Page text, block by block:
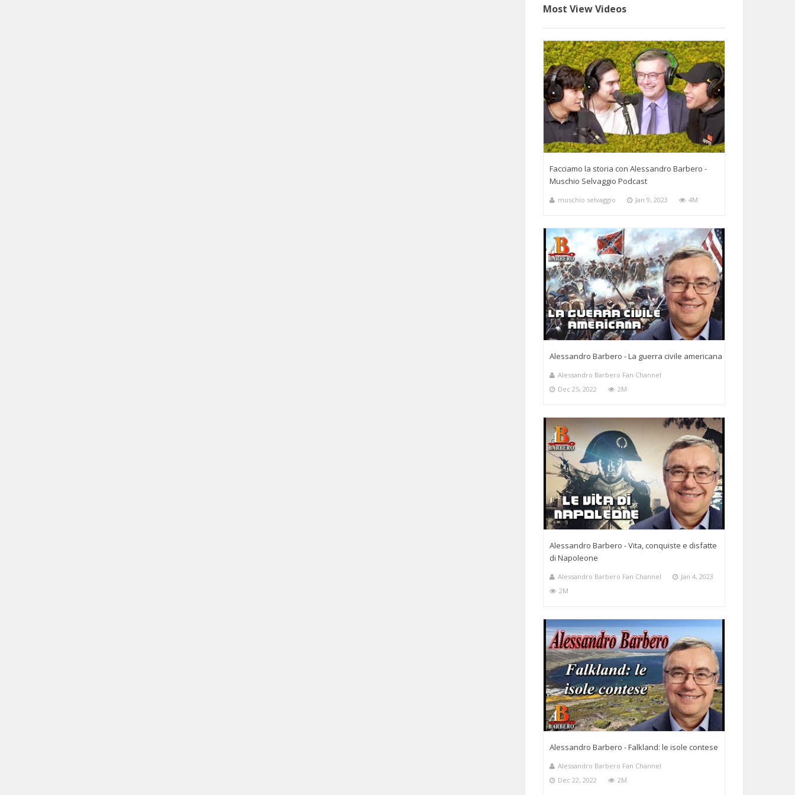
Most View Videos
Facciamo la storia con Alessandro Barbero -
Muschio Selvaggio Podcast
muschio selvaggio Jan 9, 2023 4M
Alessandro Barbero - La guerra civile americana
Alessandro Barbero Fan Channel
Dec 25, 2022
2M
Alessandro Barbero - Vita, conquiste e disfatte
di Napoleone
Alessandro Barbero Fan Channel
Jan 4, 2023
2M
Alessandro Barbero - Falkland: le isole contese
Alessandro Barbero Fan Channel
Dec 22, 2022
2M